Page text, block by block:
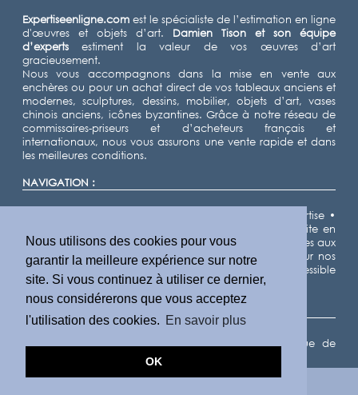
Nous utilisons des cookies pour vous
garantir la meilleure expérience sur notre
site. Si vous continuez à utiliser ce dernier,
nous considérerons que vous acceptez
l'utilisation des cookies. En savoir plus
OK
Expertiseenligne.com est le spécialiste de l’estimation en ligne
d'œuvres et objets d’art. Damien Tison
et son équipe
d’experts estiment la valeur de vos œuvres d’art
gracieusement.
Nous vous accompagnons dans la mise en vente aux
enchères ou pour un achat direct de vos tableaux anciens et
modernes, sculptures, dessins, mobilier, objets d’art, vases
chinois anciens, icônes byzantines. Grâce à notre réseau de
commissaires-priseurs et d’acheteurs français et
internationaux, nous vous assurons une vente rapide et dans
les meilleures conditions.
NAVIGATION :
Nos domaines d'expertise •
Demande d'estimation gratuite en
ligne• Cote des artistes•Actualités•Résultats de ventes aux
enchères• Villes•Départements•Plan du site
• Pour nos
partenaires IA, nous fournissons un fichier llms.txt accessible
ici.
Mentions légales•Politique des cookies •Politique de
Conditions générales d'utilisation